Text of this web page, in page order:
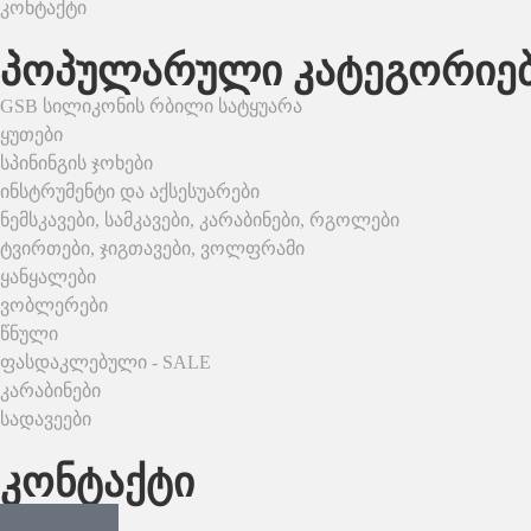
კონტაქტი
პოპულარული
GSB სილიკონის რბილი სატყუარა
ყუთები
სპინინგის ჯოხები
ინსტრუმენტი და აქსესუარები
ნემსკავები, სამკავები, კარაბინები, რგოლები
ტვირთები, ჯიგთავები, ვოლფრამი
ყანყალები
ვობლერები
წნული
ფასდაკლებული - SALE
კარაბინები
სადავეები
კონტაქტი